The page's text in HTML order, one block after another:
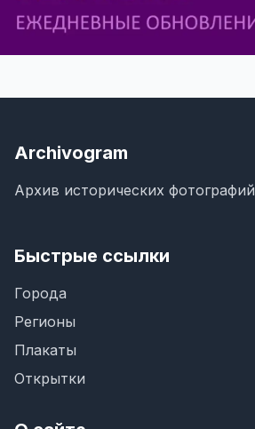
Archivogram
Архив исторических фотографий
Быстрые ссылки
Города
Регионы
Плакаты
Открытки